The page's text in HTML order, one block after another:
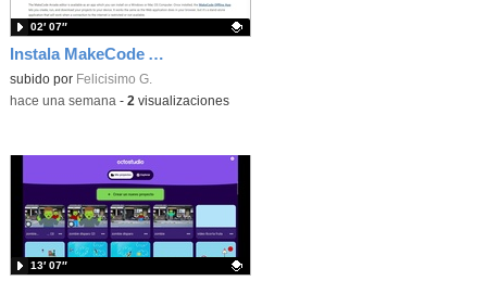
Instala MakeCode Arcade offline para programar grandes juegos sin necesidad de Internet
Contenido educativo.
subido por Felicisimo G.
02′ 07″
-hace una semana - 2 visualizaciones
13′ 07″